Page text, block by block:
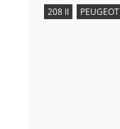
208 II
PEUGEOT